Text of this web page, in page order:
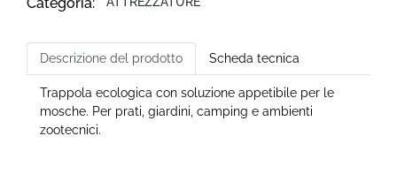
Descrizione del prodotto Scheda tecnica
Trappola ecologica con soluzione appetibile per le
mosche. Per prati, giardini, camping e ambienti
zootecnici.